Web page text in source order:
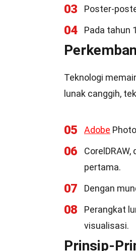
03 Poster-
04 Pada tahun
Teknologi
lunak canggih,
05 Adobe
06
pertama.
07 Dengan
08
Perangkat
visualisasi.
Prinsip-